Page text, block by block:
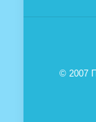
© 2007